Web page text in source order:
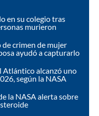
en su colegio tras
murieron
de crimen de mujer
ayudó a capturarlo
Atlántico alcanzó uno
según la NASA
la NASA alerta sobre